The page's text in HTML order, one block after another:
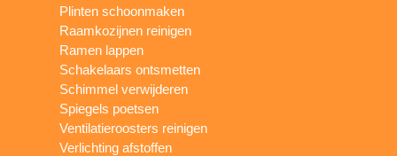
Plinten schoonmaken
Raamkozijnen reinigen
Ramen lappen
Schakelaars ontsmetten
Schimmel verwijderen
Spiegels poetsen
Ventilatieroosters reinigen
Verlichting afstoffen